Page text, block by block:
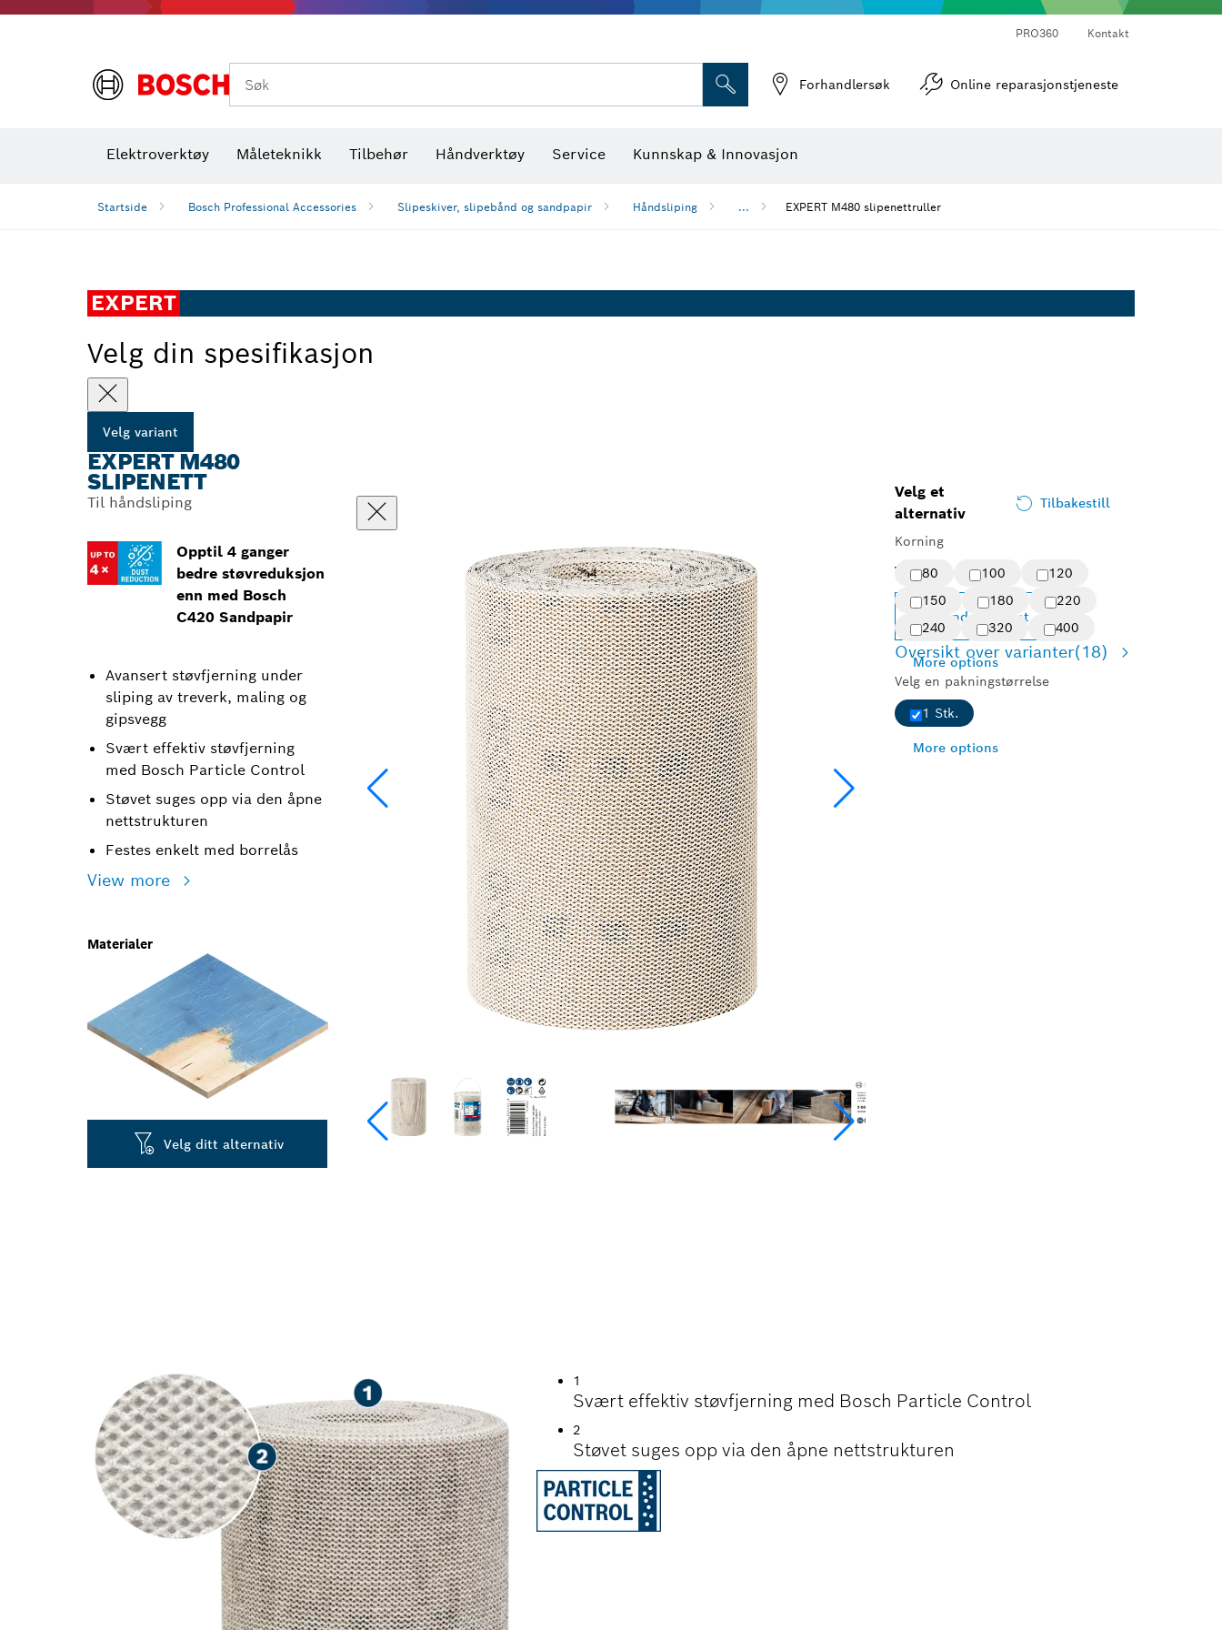
PRO360 Kontakt
Søk Forhandlersøk Online reparasjonstjeneste
Elektroverktøy Måleteknikk Tilbehør Håndverktøy Service Kunnskap & Innovasjon
Startside Bosch Professional Accessories Slipeskiver, slipebånd og sandpapir Håndsliping ... EXPERT M480 slipenettruller
EXPERT
Velg din spesifikasjon
Velg variant
EXPERT M480
SLIPENETT
Til håndsliping
Opptil 4 ganger
bedre støvreduksjon
enn med Bosch
C420 Sandpapir
Avansert støvfjerning under
sliping av treverk, maling og
gipsvegg
Svært effektiv støvfjerning
med Bosch Particle Control
Støvet suges opp via den åpne
nettstrukturen
Festes enkelt med borrelås
View more
Materialer
Velg ditt alternativ
Velg et
alternativ
Tilbakestill
Korning
80
100
120
150
180
220
240
320 400
More options
Velg en pakningstørrelse
1 Stk.
More options
Valgt variant
Endre variant
Oversikt over varianter(18)
1
Svært effektiv støvfjerning med Bosch Particle Control
2
Støvet suges opp via den åpne nettstrukturen